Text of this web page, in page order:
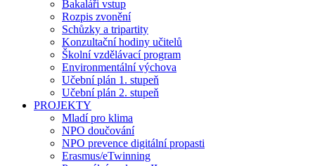
Bakaláři vstup
Rozpis zvonění
Schůzky a tripartity
Konzultační hodiny učitelů
Školní vzdělávací program
Environmentální výchova
Učební plán 1. stupeň
Učební plán 2. stupeň
PROJEKTY
Mladí pro klima
NPO doučování
NPO prevence digitální propasti
Erasmus/eTwinning